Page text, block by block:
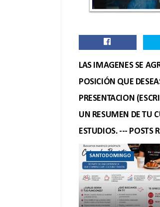
LAS IMAGENES SE
POSICIÓN QUE
PRESENTACION
UN RESUMEN DE TU
ESTUDIOS. --- POSTS
SANTODOMINGO